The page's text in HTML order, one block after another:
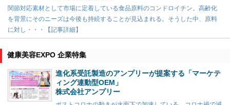
関節対応素材として市場に定着している食品原料のコンドロイチン。高齢化
を背景にそのニーズは今後も持続することが見込まれる。そうした中、原料
に対し・・・【記事詳細】
健康美容EXPO 企業特集
進化系受託製造のアンプリーが提案する「マーケテ
ィング連動型OEM」
株式会社アンプリー